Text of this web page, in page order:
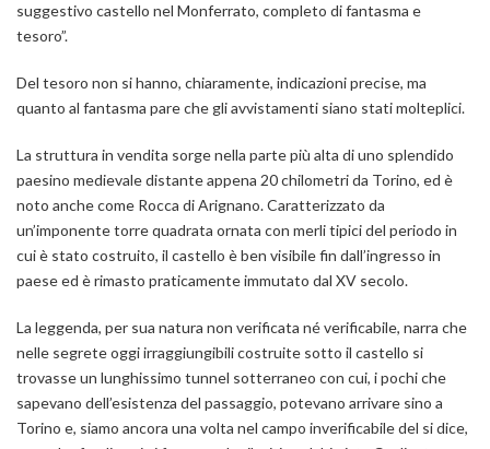
suggestivo castello nel Monferrato, completo di fantasma e
tesoro”.
Del tesoro non si hanno, chiaramente, indicazioni precise, ma
quanto al fantasma pare che gli avvistamenti siano stati molteplici.
La struttura in vendita sorge nella parte più alta di uno splendido
paesino medievale distante appena 20 chilometri da Torino, ed è
noto anche come Rocca di Arignano. Caratterizzato da
un’imponente torre quadrata ornata con merli tipici del periodo in
cui è stato costruito, il castello è ben visibile fin dall’ingresso in
paese ed è rimasto praticamente immutato dal XV secolo.
La leggenda, per sua natura non verificata né verificabile, narra che
nelle segrete oggi irraggiungibili costruite sotto il castello si
trovasse un lunghissimo tunnel sotterraneo con cui, i pochi che
sapevano dell’esistenza del passaggio, potevano arrivare sino a
Torino e, siamo ancora una volta nel campo inverificabile del si dice,